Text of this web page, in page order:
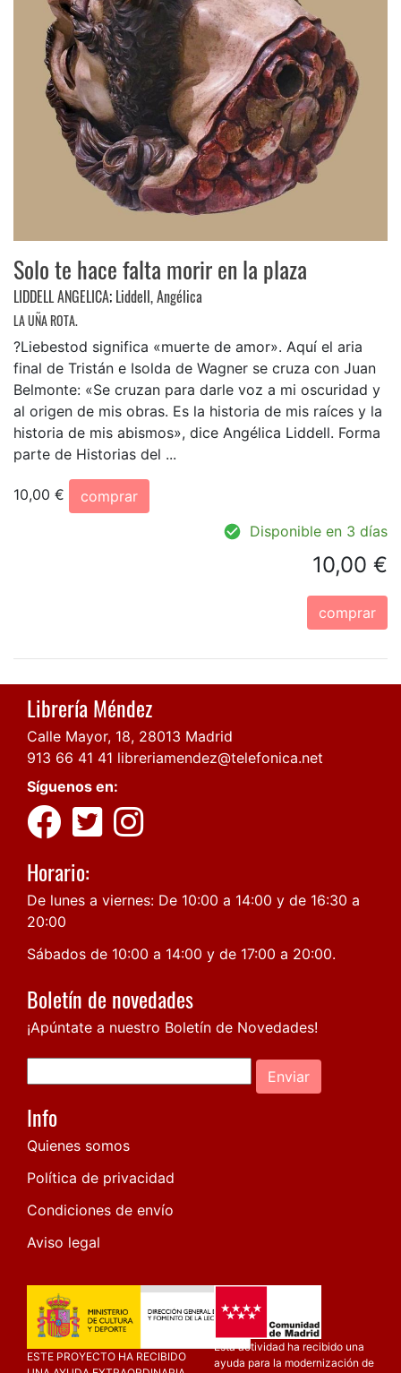
Solo te hace falta morir en la plaza
LIDDELL ANGELICA; Liddell, Angélica
LA UÑA ROTA.
?Liebestod significa «muerte de amor». Aquí el aria
final de Tristán e Isolda de Wagner se cruza con Juan
Belmonte: «Se cruzan para darle voz a mi oscuridad y
al origen de mis obras. Es la historia de mis raíces y la
historia de mis abismos», dice Angélica Liddell. Forma
parte de Historias del ...
10,00 €
comprar
Disponible en 3 días
10,00 €
comprar
Librería Méndez
Calle Mayor, 18, 28013 Madrid
913 66 41 41 libreriamendez@telefonica.net
Síguenos en:
Horario:
De lunes a viernes: De 10:00 a 14:00 y de 16:30 a
20:00
Sábados de 10:00 a 14:00 y de 17:00 a 20:00.
Boletín de novedades
¡Apúntate a nuestro Boletín de Novedades!
Enviar
Info
Quienes somos
Política de privacidad
Condiciones de envío
Aviso legal
ESTE PROYECTO HA RECIBIDO
Esta actividad ha recibido una
ayuda para la modernización de